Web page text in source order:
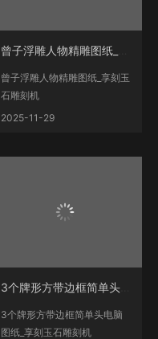
曾子浮雕人物精雕图纸_享刻玉
石雕刻机
__www.xiangkekj.com海量翡
2025-11-29
3个牌形方带边框简单头电脑图纸_享刻玉石雕刻机
3个牌形方带边框简单头电脑
图纸_享刻玉石雕刻机